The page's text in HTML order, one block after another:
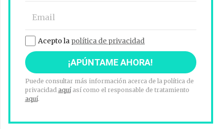
Acepto la política de privacidad
Puede consultar más información acerca de la política de
privacidad aquíasí como el responsable de tratamiento
aquí.